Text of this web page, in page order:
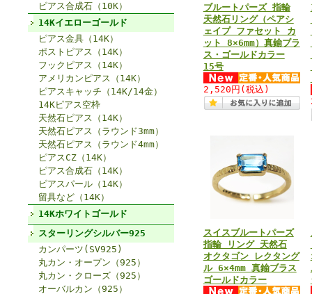
ピアス合成石（10K）
14Kイエローゴールド
ピアス金具（14K）
ポストピアス（14K）
フックピアス（14K）
アメリカンピアス（14K）
ピアスキャッチ（14K/14金）
14Kピアス空枠
天然石ピアス（14K）
天然石ピアス（ラウンド3mm）
天然石ピアス（ラウンド4mm）
ピアスCZ（14K）
ピアス合成石（14K）
ピアスパール（14K）
留具など（14K）
14Kホワイトゴールド
スターリングシルバー925
カンパーツ(SV925)
丸カン・オープン（925）
丸カン・クローズ（925）
オーバルカン（925）
ブルートパーズ 指輪
天然石リング（ペアシ
ェイプ ファセット カ
ット 8×6mm）真鍮ブラ
ス・ゴールドカラー
15号
2,520円 (税込)
スイスブルートパーズ
指輪 リング 天然石
オクタゴン レクタング
ル 6×4mm 真鍮ブラス
ゴールドカラー